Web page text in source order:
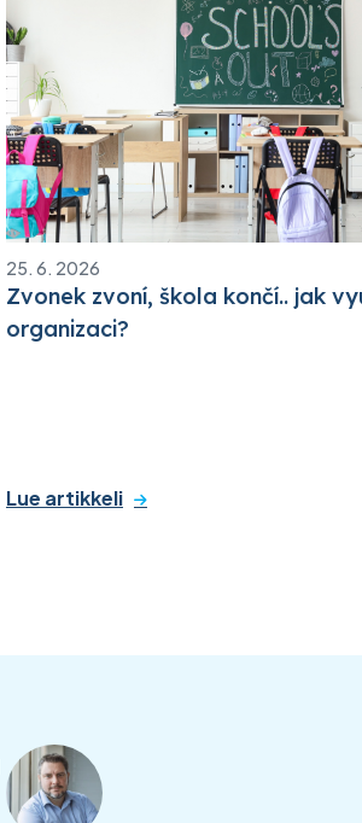
25. 6. 2026
Zvonek zvoní, škola končí.. jak
organizaci?
Lue artikkeli